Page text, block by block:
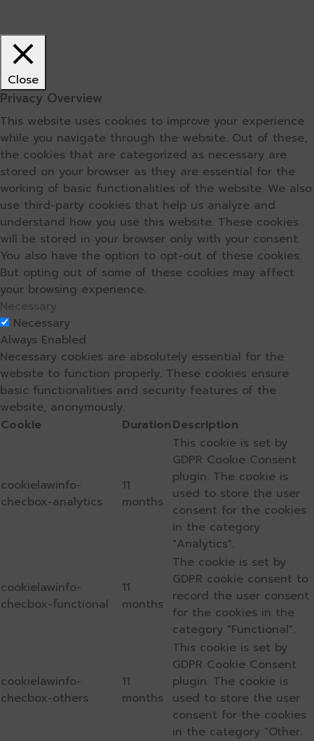
Close
Privacy Overview
This website uses cookies to improve your experience
while you navigate through the website. Out of these,
the cookies that are categorized as necessary are
stored on your browser as they are essential for the
working of basic functionalities of the website. We also
use third-party cookies that help us analyze and
understand how you use this website. These cookies
will be stored in your browser only with your consent.
You also have the option to opt-out of these cookies.
But opting out of some of these cookies may affect
your browsing experience.
Necessary
Necessary
Always Enabled
Necessary cookies are absolutely essential for the
website to function properly. These cookies ensure
basic functionalities and security features of the
website, anonymously.
Cookie
DurationDescription
cookielawinfo-
checbox-analytics
11
months
This cookie is set by
GDPR Cookie Consent
plugin. The cookie is
used to store the user
consent for the cookies
in the category
"Analytics".
cookielawinfo-
checbox-functional
11
months
The cookie is set by
GDPR cookie consent to
record the user consent
for the cookies in the
category "Functional".
cookielawinfo-
checbox-others
11
months
This cookie is set by
GDPR Cookie Consent
plugin. The cookie is
used to store the user
consent for the cookies
in the category "Other.